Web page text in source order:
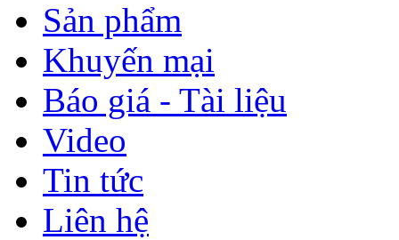
Sản phẩm
Khuyến mại
Báo giá - Tài liệu
Video
Tin tức
Liên hệ